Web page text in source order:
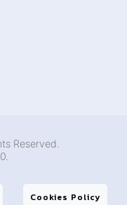
Reserved.
Cookies Policy